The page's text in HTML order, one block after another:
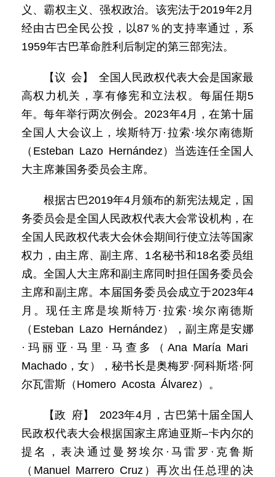
义、霸权主义、强权政治。该宪法于2019年2月
经由古巴全民公投，以87％的支持率通过，系
1959年古巴革命胜利后制定的第三部宪法。
【议 会】 全国人民政权代表大会是国家最
高权力机关，享有修宪和立法权。每届任期5
年。每年举行两次例会。2023年4月，在第十届
全国人大会议上，埃斯特万·拉索·埃尔南德斯
（Esteban Lazo Hernández）当选连任全国人
大主席兼国务委员会主席。
根据古巴2019年4月颁布的新宪法规定，国
务委员会是全国人民政权代表大会常设机构，在
全国人民政权代表大会休会期间行使立法等国家
权力，由主席、副主席、1名秘书和18名委员组
成。全国人大主席和副主席同时担任国务委员会
主席和副主席。本届国务委员会成立于2023年4
月。现任主席是埃斯特万·拉索·埃尔南德斯
（Esteban Lazo Hernández），副主席是安娜
·玛丽亚·马里·马查多（Ana María Mari
Machado，女），秘书长是奥梅罗·阿科斯塔·阿
尔瓦雷斯（Homero Acosta Álvarez）。
【政 府】 2023年4月，古巴第十届全国人
民政权代表大会根据国家主席迪亚斯–卡内尔的
提名，表决通过曼努埃尔·马雷罗·克鲁斯
（Manuel Marrero Cruz）再次出任总理的决